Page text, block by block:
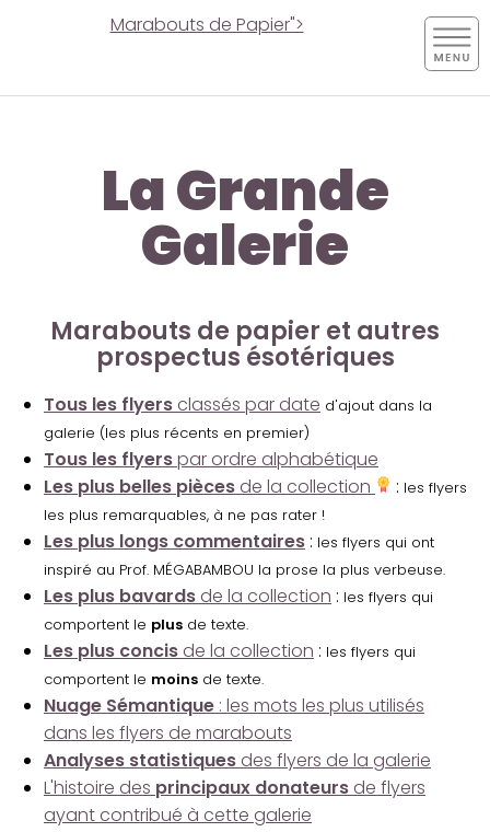
Marabouts de Papier">
La Grande
Galerie
Marabouts de papier et autres
prospectus ésotériques
Tous les flyers classés par date d'ajout dans la
galerie (les plus récents en premier)
Tous les flyerspar ordre alphabétique
Les plus belles pièces de la collection : les flyers
les plus remarquables, à ne pas rater !
Les plus longs commentaires : les flyers qui ont
inspiré au Prof. MÉGABAMBOU la prose la plus verbeuse.
Les plus bavards de la collection : les flyers qui
comportent le plus de texte.
Les plus concis de la collection : les flyers qui
comportent le moins de texte.
Nuage Sémantique : les mots les plus utilisés
dans les flyers de marabouts
Analyses statistiques des flyers de la galerie
L'histoire des principaux donateurs de flyers
ayant contribué à cette galerie